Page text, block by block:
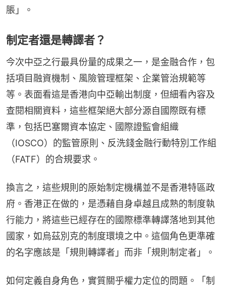
脹」。
制定者還是轉譯者？
今次中亞之行最具份量的成果之一，是金融合作，包
括項目融資機制、風險管理框架、企業管治規範等
等。表面看這是香港向中亞輸出制度，但細看內容及
查閱相關資料，這些框架絕大部分源自國際既有標
準，包括巴塞爾資本協定、國際證監會組織
（IOSCO）的監管原則、反洗錢金融行動特別工作組
（FATF）的合規要求。
換言之，這些規則的原始制定機構並不是香港特區政
府。香港正在做的，是憑藉自身卓越且成熟的制度執
行能力，將這些已經存在的國際標準轉譯落地到其他
國家，如烏茲別克的制度環境之中。這個角色更準確
的名字應該是「規則轉譯者」而非「規則制定者」。
如何定義自身角色，實質關乎權力定位的問題。「制